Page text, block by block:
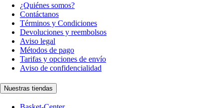
¿Quiénes somos?
Contáctanos
Términos y Condiciones
Devoluciones y reembolsos
Aviso legal
Métodos de pago
Tarifas y opciones de envío
Aviso de confidencialidad
Nuestras tiendas